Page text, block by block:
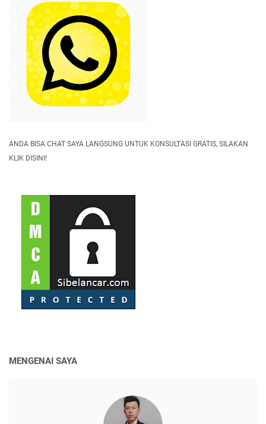
ANDA BISA CHAT SAYA LANGSUNG UNTUK KONSULTASI GRATIS, SILAKAN
KLIK DISINI!
MENGENAI SAYA